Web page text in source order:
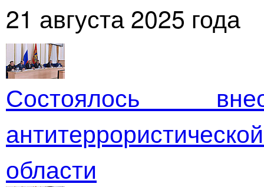
21 августа 2025 года
Состоялось
области